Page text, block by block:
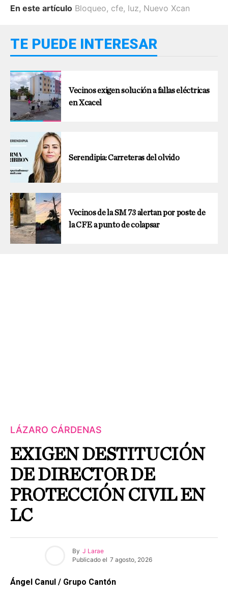
En este artículo Bloqueo, cfe, luz, Nuevo Xcan
TE PUEDE INTERESAR
Vecinos exigen solución a fallas eléctricas
en Xcacel
Serendipia: Carreteras del olvido
Vecinos de la SM 73 alertan por poste de
la CFE a punto de colapsar
LÁZARO CÁRDENAS
EXIGEN DESTITUCIÓN
DE DIRECTOR DE
PROTECCIÓN CIVIL EN
LC
By J Larae
Publicado el 7 agosto, 2026
Ángel Canul / Grupo Cantón